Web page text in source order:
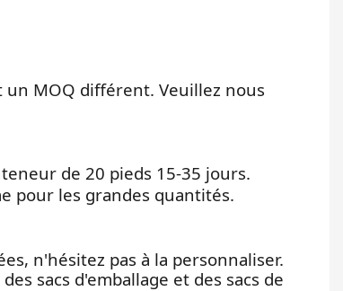
MOQ différent. Veuillez nous
de 20 pieds 15-35 jours.
pour les grandes quantités.
n'hésitez pas à la personnaliser.
sacs d'emballage et des sacs de